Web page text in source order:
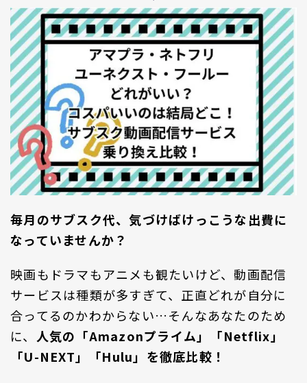
毎月のサブスク代、気づけばけっこうな出費に
なっていませんか？
映画もドラマもアニメも観たいけど、動画配信
サービスは種類が多すぎて、正直どれが自分に
合ってるのかわからない…そんなあなたのため
に、 人気の「Amazonプライム」「Netflix」
「U-NEXT」「Hulu」を徹底比較！